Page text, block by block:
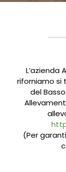
L’azienda
riforniamo si
del
(Per